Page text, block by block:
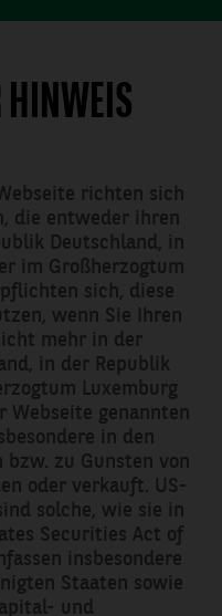
per Post
BNP Paribas S.A.
Niederlassung
Deutschland
Exchange
Traded Products
Senckenberganlage
19
60325 Frankfurt
am Main,
Deutschland
richten sich
die entweder ihren
Deutschland, in
im Großherzogtum
sich, diese
wenn Sie Ihren
mehr in der
in der Republik
Luxemburg
Webseite genannten
in den
zu Gunsten von
oder verkauft. US-
solche, wie sie in
Securities Act of
insbesondere
Staaten sowie
und